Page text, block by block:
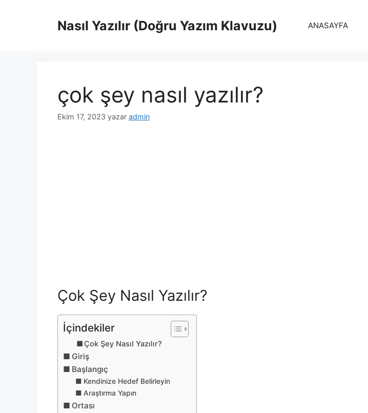
Nasıl Yazılır (Doğru Yazım Klavuzu) ANASAYFA
çok şey nasıl yazılır?
Ekim 17, 2023 yazar admin
Çok Şey Nasıl Yazılır?
İçindekiler
Çok Şey Nasıl Yazılır?
Giriş
Başlangıç
Kendinize Hedef Belirleyin
Araştırma Yapın
Ortası